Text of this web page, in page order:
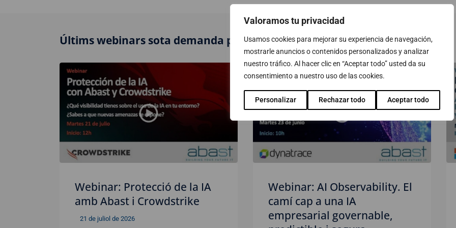
Valoramos tu privacidad
Usamos cookies para mejorar su experiencia de navegación,
mostrarle anuncios o contenidos personalizados y analizar
nuestro tráfico. Al hacer clic en “Aceptar todo” usted da su
consentimiento a nuestro uso de las cookies.
Personalizar Rechazar todo Aceptar todo
Últims webinars sota demanda publicats
Webinar: Protecció de la IA
amb Abast i Crowdstrike
21 de juliol de 2026
Webinar: AI Observability. El
camí cap a una IA
empresarial governable,